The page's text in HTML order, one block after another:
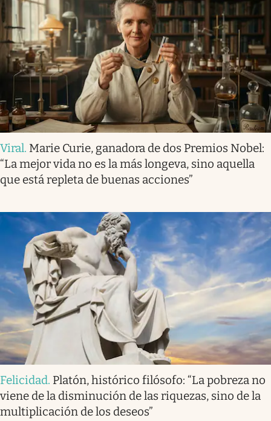
Viral. Marie Curie, ganadora de dos Premios Nobel:
“La mejor vida no es la más longeva, sino aquella
que está repleta de buenas acciones”
Felicidad. Platón, histórico filósofo: “La pobreza no
viene de la disminución de las riquezas, sino de la
multiplicación de los deseos”